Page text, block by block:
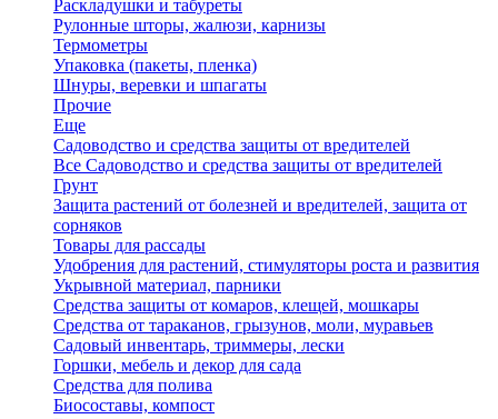
Раскладушки и табуреты
Рулонные шторы, жалюзи, карнизы
Термометры
Упаковка (пакеты, пленка)
Шнуры, веревки и шпагаты
Прочие
Еще
Садоводство и средства защиты от вредителей
Все Садоводство и средства защиты от вредителей
Грунт
Защита растений от болезней и вредителей, защита от
сорняков
Товары для рассады
Удобрения для растений, стимуляторы роста и развития
Укрывной материал, парники
Средства защиты от комаров, клещей, мошкары
Средства от тараканов, грызунов, моли, муравьев
Садовый инвентарь, триммеры, лески
Горшки, мебель и декор для сада
Средства для полива
Биосоставы, компост